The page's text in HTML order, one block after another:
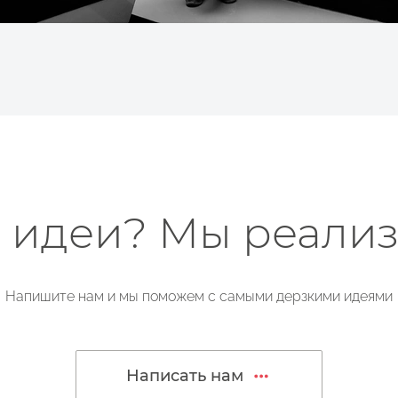
идеи? Мы
Напишите нам и мы поможем с самыми дерзкими идеями
Написать нам